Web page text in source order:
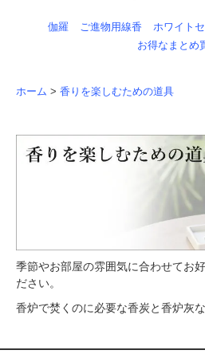
伽羅 ご進物用線香 ホワイト
お得なまとめ
ホーム > 香りを楽しむための道具
季節やお部屋の雰囲気に合わせてお
ださい。
香炉で焚くのに必要な香炭と香炉灰